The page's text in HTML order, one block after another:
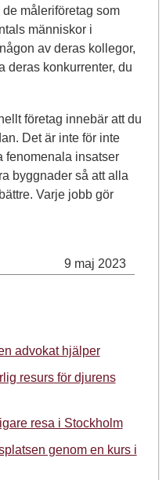
måleriföretag som
människor i
av deras kollegor,
deras konkurrenter, du
företag innebär att du
Det är inte för inte
fenomenala insatser
byggnader så att alla
Varje jobb gör
9 maj 2023
advokat hjälper
resurs för djurens
resa i Stockholm
genom en kurs i